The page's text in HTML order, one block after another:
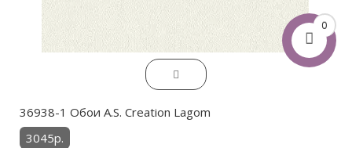
0
36938-1 Обои A.S. Creation Lagom
3045р.